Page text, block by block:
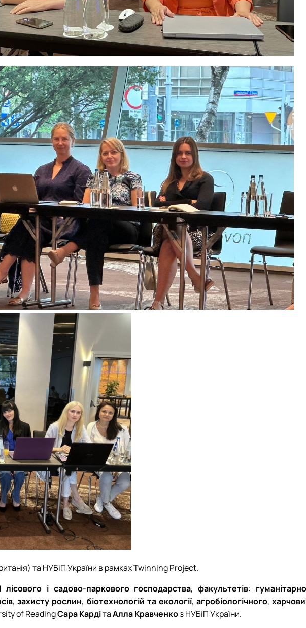
та НУБіП України в рамках Twinning Project.
лісового і садово-паркового господарства,факультетів: гуманітарно
,захисту рослин, біотехнологій та екології,агробіологічного,
of ReadingСараКардітаАллаКравченкоз НУБіП України.